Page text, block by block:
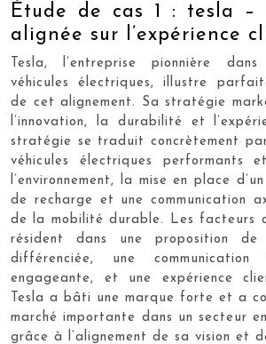
Étude de cas 1 : tesla –
alignée sur l’expérience
Tesla, l’entreprise pionnière
véhicules électriques, illustre
de cet alignement. Sa stratégie
l’innovation, la durabilité et
stratégie se traduit concrètement
véhicules électriques performants
l’environnement, la mise en place
de recharge et une communication
de la mobilité durable. Les facteurs
résident dans une proposition
différenciée, une
engageante, et une expérience
Tesla a bâti une marque forte et a
marché importante dans un secteur
grâce à l’alignement de sa vision et